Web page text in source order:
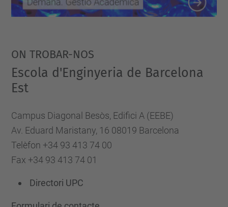
ON TROBAR-NOS
Escola d'Enginyeria de Barcelona
Est
Campus Diagonal Besòs, Edifici A (EEBE)
Av. Eduard Maristany, 16 08019 Barcelona
Telèfon +34 93 413 74 00
Fax +34 93 413 74 01
Directori UPC